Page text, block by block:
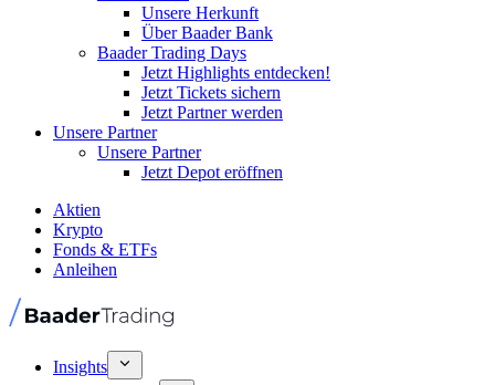
Unsere Herkunft
Über Baader Bank
Baader Trading Days
Jetzt Highlights entdecken!
Jetzt Tickets sichern
Jetzt Partner werden
Unsere Partner
Unsere Partner
Jetzt Depot eröffnen
Aktien
Krypto
Fonds & ETFs
Anleihen
Insights